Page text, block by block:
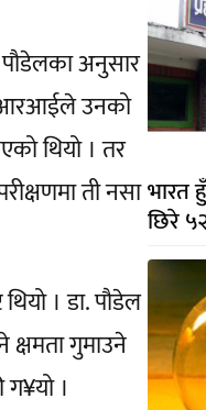
पौडेलका अनुसार
उनको
थियो । तर
ती नसा
। डा. पौडेल
गुमाउने
।
भारत
छिरे